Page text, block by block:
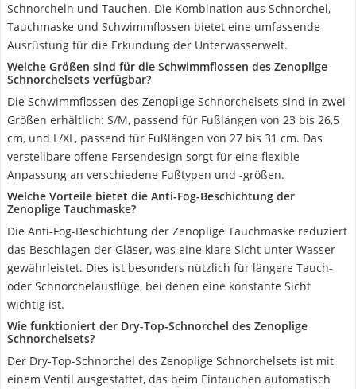
Schnorcheln und Tauchen. Die Kombination aus Schnorchel,
Tauchmaske und Schwimmflossen bietet eine umfassende
Ausrüstung für die Erkundung der Unterwasserwelt.
Welche Größen sind für die Schwimmflossen des Zenoplige
Schnorchelsets verfügbar?
Die Schwimmflossen des Zenoplige Schnorchelsets sind in zwei
Größen erhältlich: S/M, passend für Fußlängen von 23 bis 26,5
cm, und L/XL, passend für Fußlängen von 27 bis 31 cm. Das
verstellbare offene Fersendesign sorgt für eine flexible
Anpassung an verschiedene Fußtypen und -größen.
Welche Vorteile bietet die Anti-Fog-Beschichtung der
Zenoplige Tauchmaske?
Die Anti-Fog-Beschichtung der Zenoplige Tauchmaske reduziert
das Beschlagen der Gläser, was eine klare Sicht unter Wasser
gewährleistet. Dies ist besonders nützlich für längere Tauch-
oder Schnorchelausflüge, bei denen eine konstante Sicht
wichtig ist.
Wie funktioniert der Dry-Top-Schnorchel des Zenoplige
Schnorchelsets?
Der Dry-Top-Schnorchel des Zenoplige Schnorchelsets ist mit
einem Ventil ausgestattet, das beim Eintauchen automatisch